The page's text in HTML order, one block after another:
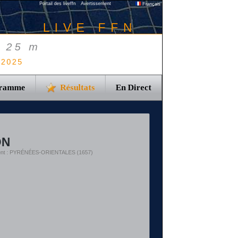
Portail des liveffn Avertissement Français
LIVE FFN
m
Résultats En Direct
: PYRÉNÉES-ORIENTALES (1657)